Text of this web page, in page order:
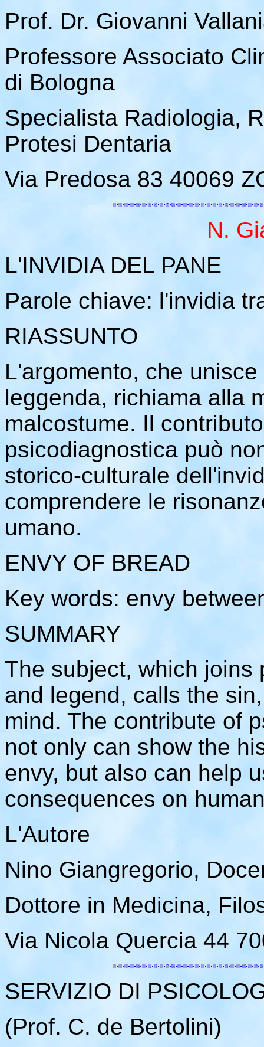
Prof. Dr. Giovanni
Professore Associato
di Bologna
Specialista Radiologia,
Protesi Dentaria
Via Predosa 83 40069
N.
L'INVIDIA DEL PANE
Parole chiave: l'invidia
RIASSUNTO
L'argomento, che
leggenda, richiama alla
malcostume. Il
psicodiagnostica può
storico-culturale
comprendere le
umano.
ENVY OF BREAD
Key words: envy
SUMMARY
The subject, which joins
and legend, calls the
mind. The contribute of
not only can show the
envy, but also can help
consequences on
L'Autore
Nino Giangregorio,
Dottore in Medicina,
Via Nicola Quercia 44
SERVIZIO DI
(Prof. C. de Bertolini)